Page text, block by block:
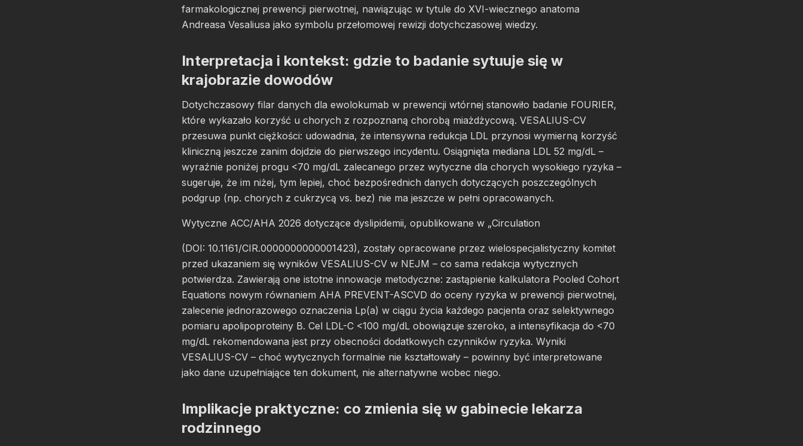
farmakologicznej prewencji pierwotnej, nawiązując w tytule do XVI-wiecznego anatoma
Andreasa Vesaliusa jako symbolu przełomowej rewizji dotychczasowej wiedzy.
Interpretacja i kontekst: gdzie to badanie sytuuje się w
krajobrazie dowodów
Dotychczasowy filar danych dla ewolokumab w prewencji wtórnej stanowiło badanie FOURIER,
które wykazało korzyść u chorych z rozpoznaną chorobą miażdżycową. VESALIUS-CV
przesuwa punkt ciężkości: udowadnia, że intensywna redukcja LDL przynosi wymierną korzyść
kliniczną jeszcze zanim dojdzie do pierwszego incydentu. Osiągnięta mediana LDL 52 mg/dL –
wyraźnie poniżej progu <70 mg/dL zalecanego przez wytyczne dla chorych wysokiego ryzyka –
sugeruje, że im niżej, tym lepiej, choć bezpośrednich danych dotyczących poszczególnych
podgrup (np. chorych z cukrzycą vs. bez) nie ma jeszcze w pełni opracowanych.
Wytyczne ACC/AHA 2026 dotyczące dyslipidemii, opublikowane w „Circulation
(DOI: 10.1161/CIR.0000000000001423), zostały opracowane przez wielospecjalistyczny komitet
przed ukazaniem się wyników VESALIUS-CV w NEJM – co sama redakcja wytycznych
potwierdza. Zawierają one istotne innowacje metodyczne: zastąpienie kalkulatora Pooled Cohort
Equations nowym równaniem AHA PREVENT-ASCVD do oceny ryzyka w prewencji pierwotnej,
zalecenie jednorazowego oznaczenia Lp(a) w ciągu życia każdego pacjenta oraz selektywnego
pomiaru apolipoproteiny B. Cel LDL-C <100 mg/dL obowiązuje szeroko, a intensyfikacja do <70
mg/dL rekomendowana jest przy obecności dodatkowych czynników ryzyka. Wyniki
VESALIUS-CV – choć wytycznych formalnie nie kształtowały – powinny być interpretowane
jako dane uzupełniające ten dokument, nie alternatywne wobec niego.
Implikacje praktyczne: co zmienia się w gabinecie lekarza
rodzinnego